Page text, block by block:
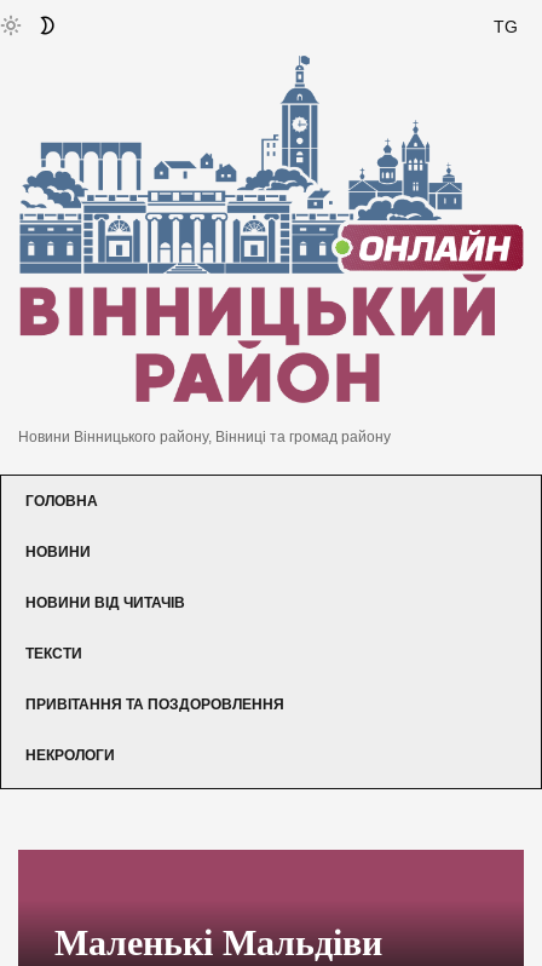
TG
Новини Вінницького району, Вінниці та громад району
ГОЛОВНА
НОВИНИ
НОВИНИ ВІД ЧИТАЧІВ
ТЕКСТИ
ПРИВІТАННЯ ТА ПОЗДОРОВЛЕННЯ
НЕКРОЛОГИ
Маленькі Мальдіви